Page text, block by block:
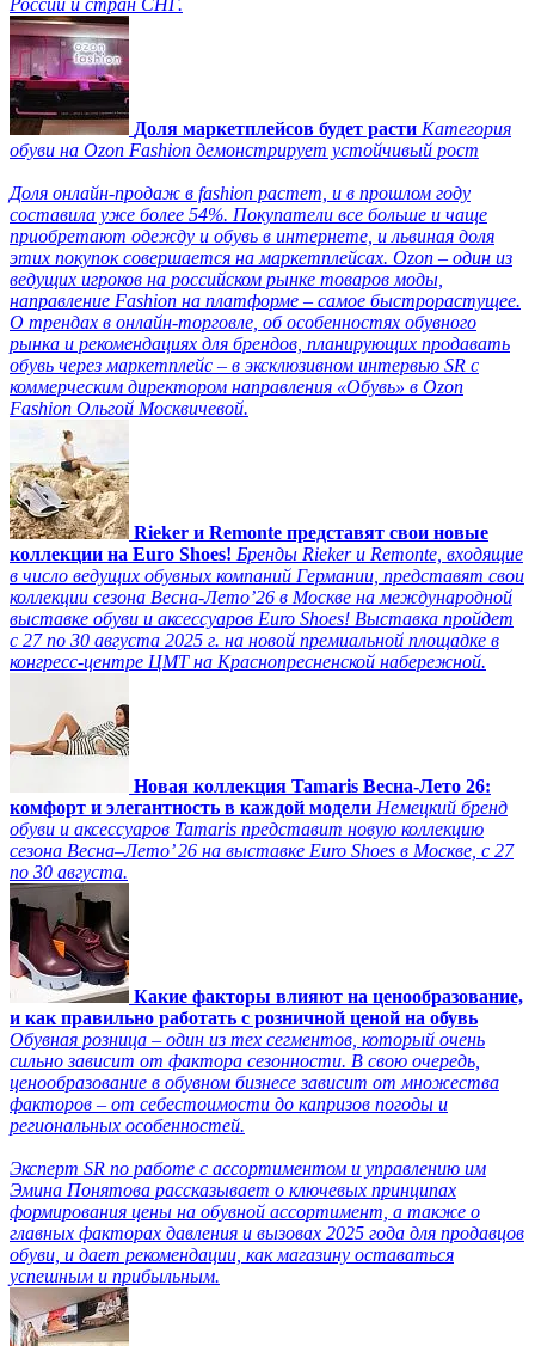
Доля маркетплейсов будет расти Категория
обуви на Ozon Fashion демонстрирует устойчивый рост
Доля онлайн-продаж в fashion растет, и в прошлом году
составила уже более 54%. Покупатели все больше и чаще
приобретают одежду и обувь в интернете, и львиная доля
этих покупок совершается на маркетплейсах. Ozon – один из
ведущих игроков на российском рынке товаров моды,
направление Fashion на платформе – самое быстрорастущее.
О трендах в онлайн-торговле, об особенностях обувного
рынка и рекомендациях для брендов, планирующих продавать
обувь через маркетплейс – в эксклюзивном интервью SR с
коммерческим директором направления «Обувь» в Ozon
Fashion Ольгой Москвичевой.
Rieker и Remonte представят свои новые
коллекции на Euro Shoes! Бренды Rieker и Remonte, входящие
в число ведущих обувных компаний Германии, представят свои
коллекции сезона Весна-Лето’26 в Москве на международной
выставке обуви и аксессуаров Euro Shoes! Выставка пройдет
c 27 по 30 августа 2025 г. на новой премиальной площадке в
конгресс-центре ЦМТ на Краснопресненской набережной.
Новая коллекция Tamaris Весна-Лето 26:
комфорт и элегантность в каждой модели Немецкий бренд
обуви и аксессуаров Tamaris представит новую коллекцию
сезона Весна–Лето’ 26 на выставке Euro Shoes в Москве, с 27
по 30 августа.
Какие факторы влияют на ценообразование,
и как правильно работать с розничной ценой на обувь
Обувная розница – один из тех сегментов, который очень
сильно зависит от фактора сезонности. В свою очередь,
ценообразование в обувном бизнесе зависит от множества
факторов – от себестоимости до капризов погоды и
региональных особенностей.
Эксперт SR по работе с ассортиментом и управлению им
Эмина Понятова рассказывает о ключевых принципах
формирования цены на обувной ассортимент, а также о
главных факторах давления и вызовах 2025 года для продавцов
обуви, и дает рекомендации, как магазину оставаться
успешным и прибыльным.